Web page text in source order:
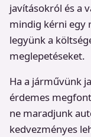
javításokról és a
mindig kérni egy
legyünk a
meglepetéseket.
Ha a járművünk
érdemes
ne maradjunk
kedvezményes